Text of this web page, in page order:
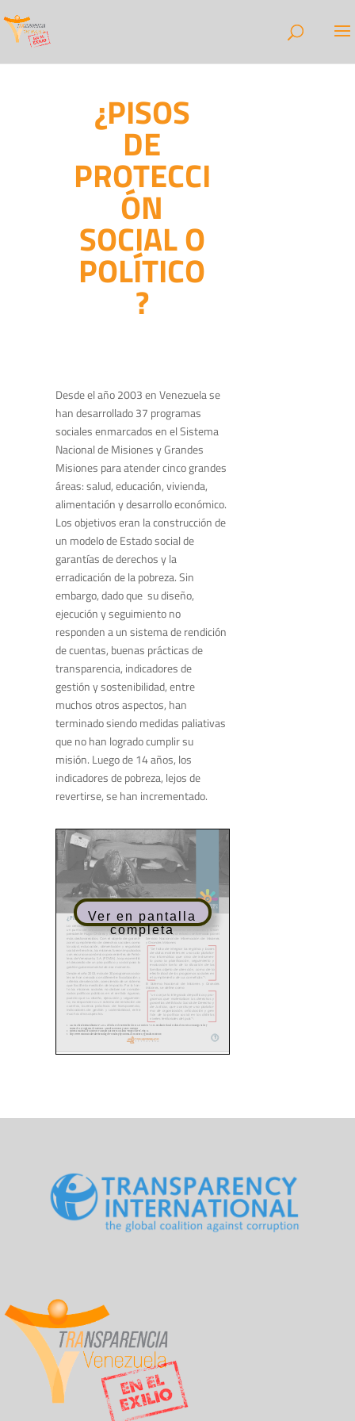
¿PISOS
DE
PROTECCI
ÓN
SOCIAL O
POLÍTICO
?
Desde el año 2003 en Venezuela se
han desarrollado 37 programas
sociales enmarcados en el Sistema
Nacional de Misiones y Grandes
Misiones para atender cinco grandes
áreas: salud, educación, vivienda,
alimentación y desarrollo económico.
Los objetivos eran la construcción de
un modelo de Estado social de
garantías de derechos y la
erradicación de la pobreza. Sin
embargo, dado que su diseño,
ejecución y seguimiento no
responden a un sistema de rendición
de cuentas, buenas prácticas de
transparencia, indicadores de
gestión y sostenibilidad, entre
muchos otros aspectos, han
terminado siendo medidas paliativas
que no han logrado cumplir su
misión. Luego de 14 años, los
indicadores de pobreza, lejos de
revertirse, se han incrementado.
Ver en pantalla
completa